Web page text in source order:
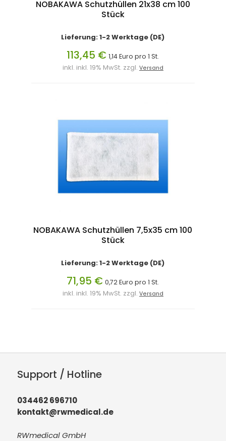
NOBAKAWA Schutzhüllen 21x38 cm 100
Stück
Lieferung: 1-2 Werktage (DE)
113,45 € 1,14 Euro pro 1 St.
inkl. inkl. 19% MwSt. zzgl. Versand
NOBAKAWA Schutzhüllen 7,5x35 cm 100
Stück
Lieferung: 1-2 Werktage (DE)
71,95 € 0,72 Euro pro 1 St.
inkl. inkl. 19% MwSt. zzgl. Versand
Support / Hotline
034462 696710
kontakt@rwmedical.de
RWmedical GmbH